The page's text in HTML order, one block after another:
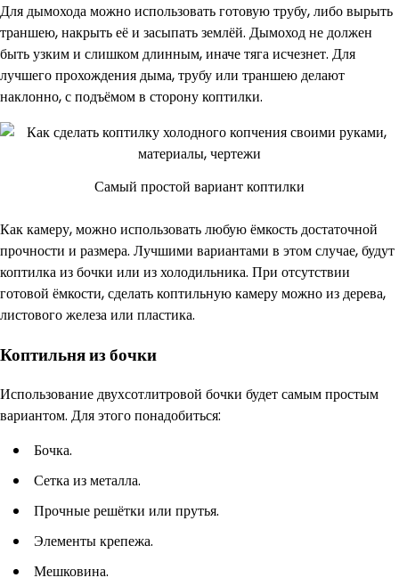
Для дымохода можно использовать готовую трубу, либо вырыть
траншею, накрыть её и засыпать землёй. Дымоход не должен
быть узким и слишком длинным, иначе тяга исчезнет. Для
лучшего прохождения дыма, трубу или траншею делают
наклонно, с подъёмом в сторону коптилки.
Самый простой вариант коптилки
Как камеру, можно использовать любую ёмкость достаточной
прочности и размера. Лучшими вариантами в этом случае, будут
коптилка из бочки или из холодильника. При отсутствии
готовой ёмкости, сделать коптильную камеру можно из дерева,
листового железа или пластика.
Коптильня из бочки
Использование двухсотлитровой бочки будет самым простым
вариантом. Для этого понадобиться:
Бочка.
Сетка из металла.
Прочные решётки или прутья.
Элементы крепежа.
Мешковина.